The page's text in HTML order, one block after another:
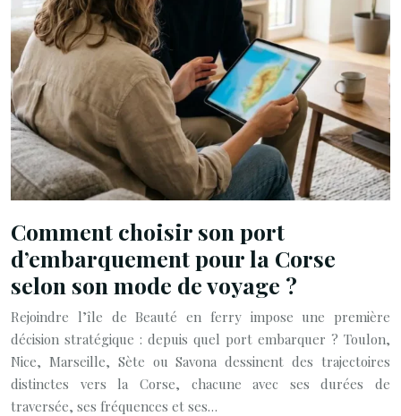
Comment choisir son port
d’embarquement pour la Corse
selon son mode de voyage ?
Rejoindre l’île de Beauté en ferry impose une première
décision stratégique : depuis quel port embarquer ? Toulon,
Nice, Marseille, Sète ou Savona dessinent des trajectoires
distinctes vers la Corse, chacune avec ses durées de
traversée, ses fréquences et ses…